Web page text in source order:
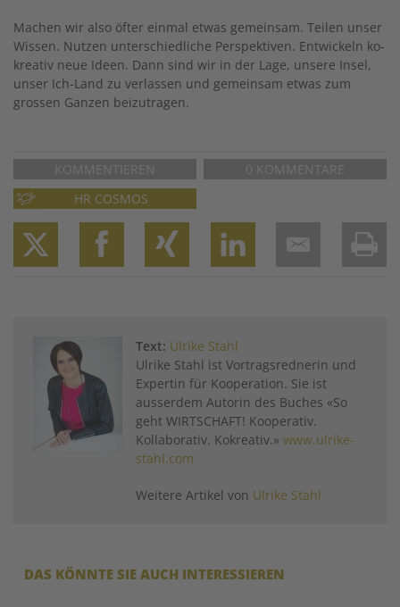
Machen wir also öfter einmal etwas gemeinsam. Teilen unser
Wissen. Nutzen unterschiedliche Perspektiven. Entwickeln ko-
kreativ neue Ideen. Dann sind wir in der Lage, unsere Insel,
unser Ich-Land zu verlassen und gemeinsam etwas zum
grossen Ganzen beizutragen.
KOMMENTIEREN
0 KOMMENTARE
HR COSMOS
TwitterFacebook
XINGLinkedIn
Email
Text: Ulrike Stahl
Ulrike Stahl ist Vortragsrednerin und
Expertin für Kooperation. Sie ist
ausserdem Autorin des Buches «So
geht WIRTSCHAFT! Kooperativ.
Kollaborativ. Kokreativ.» www.ulrike-
stahl.com
Weitere Artikel von Ulrike Stahl
DAS KÖNNTE SIE AUCH INTERESSIEREN